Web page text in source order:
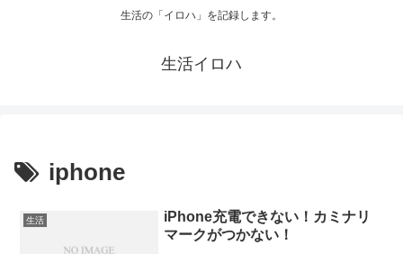
生活の「イロハ」を記録します。
生活イロハ
iphone
生活
iPhone充電できない！カミナリ
マークがつかない！